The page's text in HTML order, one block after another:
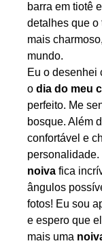
barra em tiotê
detalhes que o
mais
mundo.
Eu o desenhei
o dia do meu
perfeito. Me
bosque. Além
confortável e
personalidade.
noiva fica
ângulos
fotos! Eu sou
e espero que
mais uma